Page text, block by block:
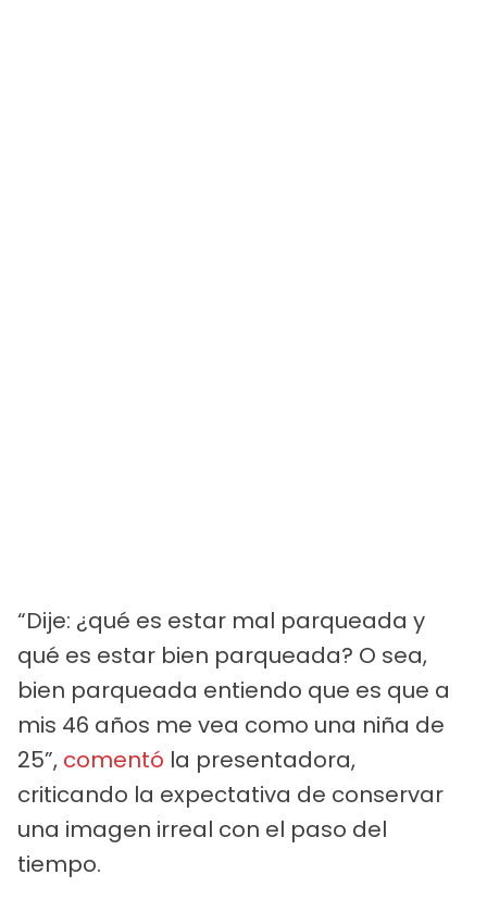
“Dije: ¿qué es estar mal parqueada y
qué es estar bien parqueada? O sea,
bien parqueada entiendo que es que a
mis 46 años me vea como una niña de
25”, comentó la presentadora,
criticando la expectativa de conservar
una imagen irreal con el paso del
tiempo.